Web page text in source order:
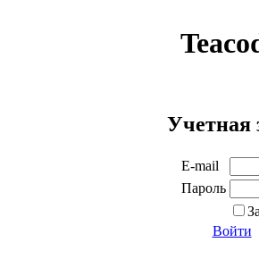
Учетная
E-mail
Пароль
Войти